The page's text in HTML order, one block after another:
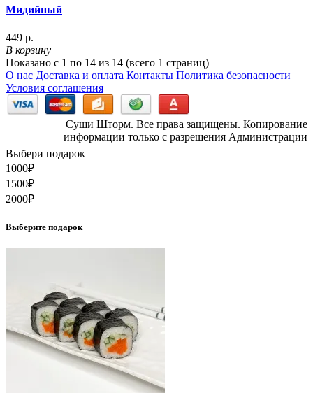
Мидийный
449 р.
В корзину
Показано с 1 по 14 из 14 (всего 1 страниц)
О нас Доставка и оплата Контакты Политика безопасности
Условия соглашения
Суши Шторм. Все права защищены. Копирование
информации только с разрешения Администрации
Выбери подарок
1000₽
1500₽
2000₽
Выберите подарок